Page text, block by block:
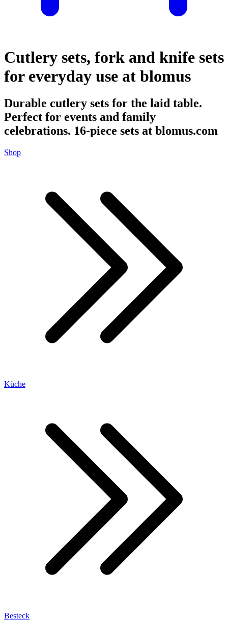
Cutlery sets, fork and knife sets
for everyday use at blomus
Durable cutlery sets for the laid table.
Perfect for events and family
celebrations. 16-piece sets at blomus.com
Shop
Küche
Besteck